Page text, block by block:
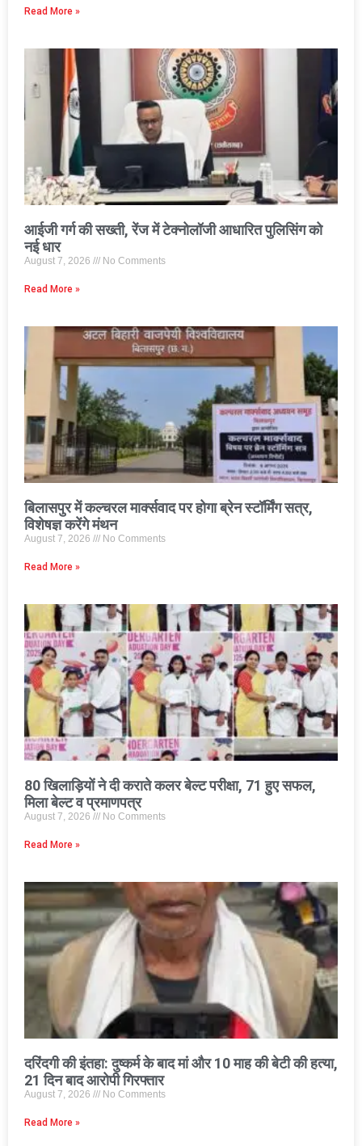
Read More »
आईजी गर्ग की सख्ती, रेंज में टेक्नोलॉजी आधारित पुलिसिंग को
नई धार
August 7, 2026 No Comments
Read More »
बिलासपुर में कल्चरल मार्क्सवाद पर होगा ब्रेन स्टॉर्मिंग सत्र,
विशेषज्ञ करेंगे मंथन
August 7, 2026 No Comments
Read More »
80 खिलाड़ियों ने दी कराते कलर बेल्ट परीक्षा, 71 हुए सफल,
मिला बेल्ट व प्रमाणपत्र
August 7, 2026 No Comments
Read More »
दरिंदगी की इंतहा: दुष्कर्म के बाद मां और 10 माह की बेटी की हत्या,
21 दिन बाद आरोपी गिरफ्तार
August 7, 2026 No Comments
Read More »